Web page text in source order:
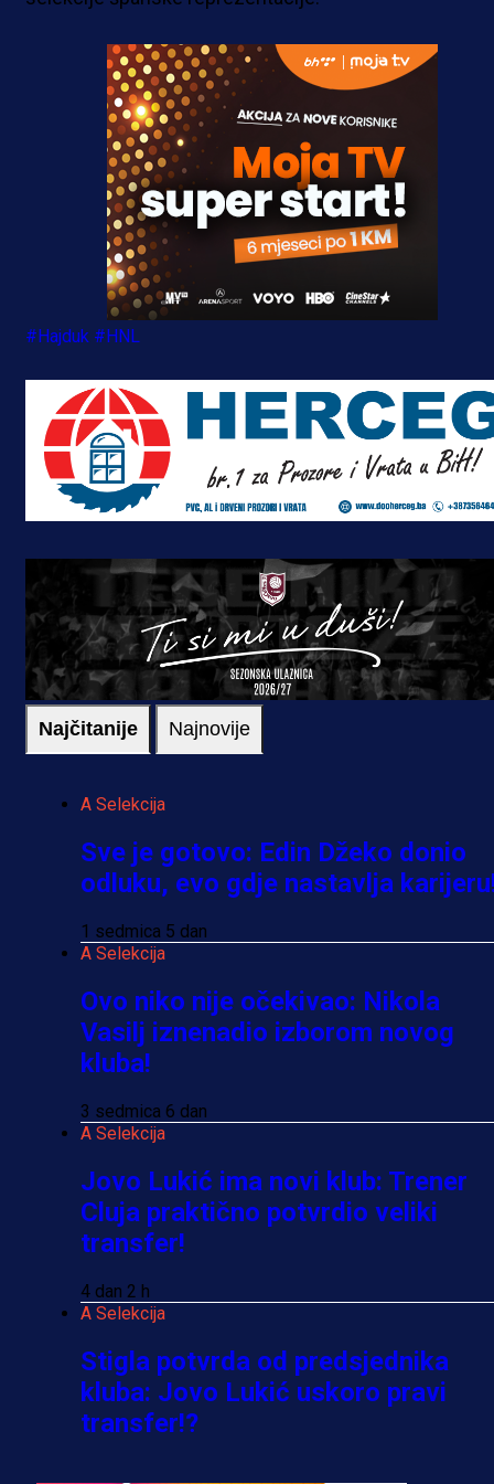
#Hajduk #HNL
Najčitanije Najnovije
A Selekcija
Sve je gotovo: Edin Džeko donio
odluku, evo gdje nastavlja
1 sedmica 5 dan
A Selekcija
Ovo niko nije očekivao: Nikola
Vasilj iznenadio izborom novog
kluba!
3 sedmica 6 dan
A Selekcija
Jovo Lukić ima novi klub: Trener
Cluja praktično potvrdio veliki
transfer!
4 dan 2 h
A Selekcija
Stigla potvrda od predsjednika
kluba: Jovo Lukić uskoro pravi
transfer!?